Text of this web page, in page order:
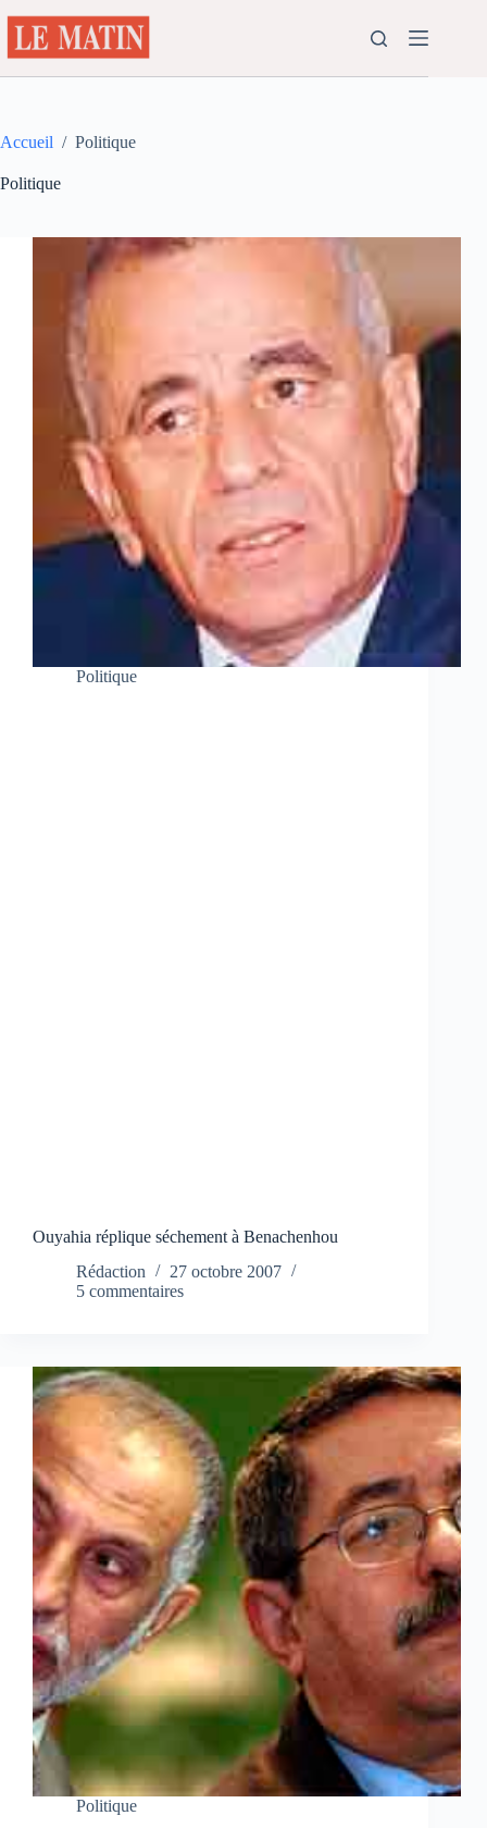
au
contenu
Accueil / Politique
Politique
Politique
Ouyahia réplique séchement à Benachenhou
Rédaction
27 octobre 2007
5 commentaires
Politique